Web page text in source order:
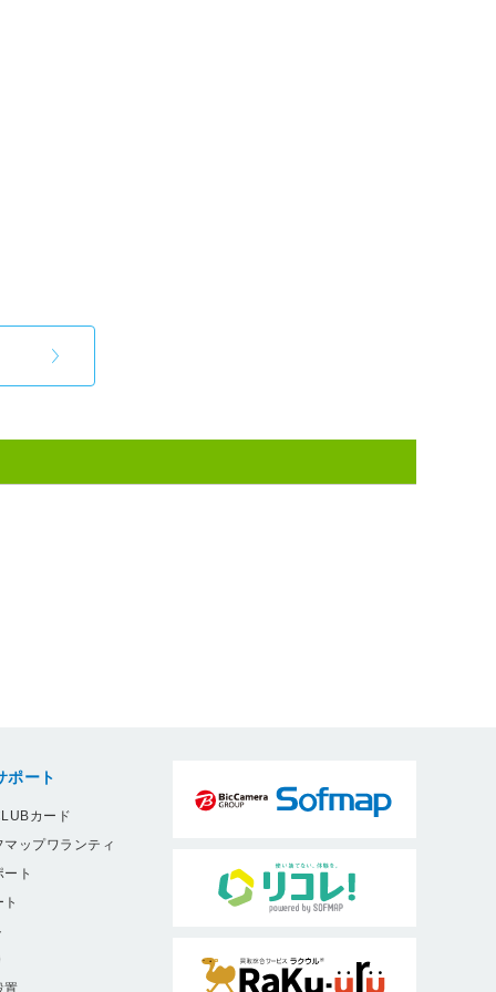
ポート
カード
ップワランティ
ト
置